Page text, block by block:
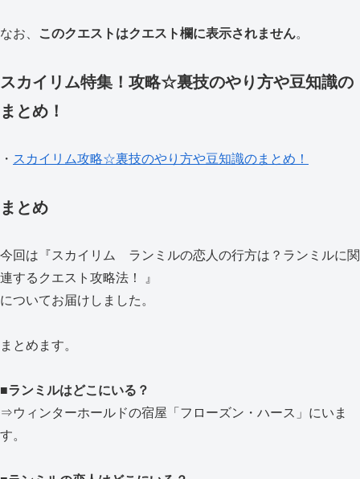
なお、 このクエストはクエスト欄に表示されません。
スカイリム特集！攻略☆裏技のやり方や豆知識の
まとめ！
・ スカイリム攻略☆裏技のやり方や豆知識のまとめ！
まとめ
今回は『スカイリム ランミルの恋人の行方は？ランミルに関
連するクエスト攻略法！ 』
についてお届けしました。
まとめます。
■ランミルはどこにいる？
⇒ウィンターホールドの宿屋「フローズン・ハース」にいま
す。